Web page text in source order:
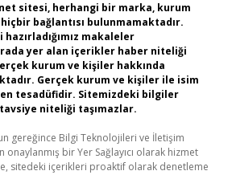
sitesi, herhangi bir marka, kurum
bağlantısı bulunmamaktadır.
makaleler
yer alan içerikler haber niteliği
kurum ve kişiler hakkında
Gerçek kurum ve kişiler ile isim
tesadüfidir. Sitemizdeki bilgiler
niteliği taşımazlar.
gereğince Bilgi Teknolojileri ve İletişim
onaylanmış bir Yer Sağlayıcı olarak hizmet
sitedeki içerikleri proaktif olarak denetleme